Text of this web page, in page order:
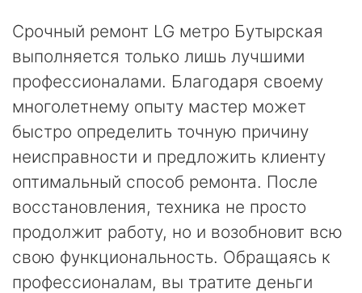
Срочный ремонт LG метро Бутырская
выполняется только лишь лучшими
профессионалами. Благодаря своему
многолетнему опыту мастер может
быстро определить точную причину
неисправности и предложить клиенту
оптимальный способ ремонта. После
восстановления, техника не просто
продолжит работу, но и возобновит всю
свою функциональность. Обращаясь к
профессионалам, вы тратите деньги